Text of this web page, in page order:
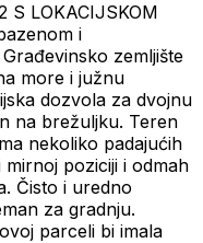
S LOKACIJSKOM
i
zemljište
more i južnu
dozvola za dvojnu
na brežuljku. Teren
nekoliko padajućih
poziciji i odmah
Čisto i uredno
za gradnju.
parceli bi imala